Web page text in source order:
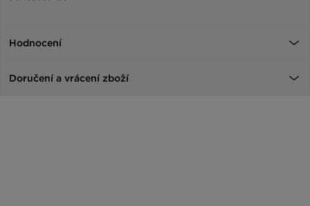
Hodnocení
Doručení a vrácení zboží